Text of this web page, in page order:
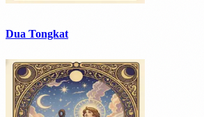
Dua Tongkat